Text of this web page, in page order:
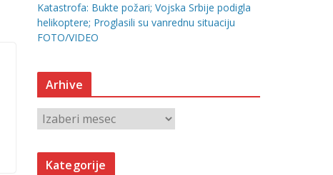
Katastrofa: Bukte požari; Vojska Srbije podigla
helikoptere; Proglasili su vanrednu situaciju
FOTO/VIDEO
Arhive
r
h
Kategorije